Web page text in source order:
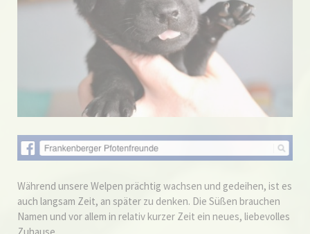
Während unsere Welpen prächtig wachsen und gedeihen, ist es
auch langsam Zeit, an später zu denken. Die Süßen brauchen
Namen und vor allem in relativ kurzer Zeit ein neues, liebevolles